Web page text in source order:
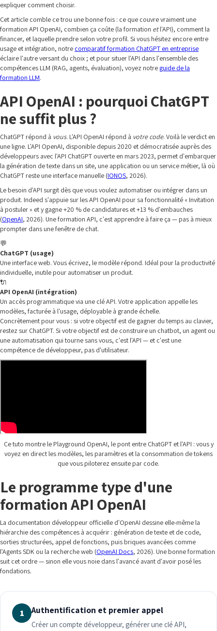
expliquer comment choisir.
Cet article comble ce trou une bonne fois : ce que couvre vraiment une
formation API OpenAI, combien ça coûte (la formation etl'API), comment la
financer, et laquelle prendre selon votre profil. Si vous hésitez encore entre
usage et intégration, notre comparatif formation ChatGPT en entreprise
éclaire l'autre versant du choix ; et pour situer l'API dans l'ensemble des
compétences LLM (RAG, agents, évaluation), voyez notre guide de la
formation LLM.
API OpenAI : pourquoi ChatGPT
ne suffit plus ?
ChatGPT répond à vous. L'API OpenAI répond à votre code. Voilà le verdict en
une ligne. L'API OpenAI, disponible depuis 2020 et démocratisée auprès des
développeurs avec l'API ChatGPT ouverte en mars 2023, permet d'embarquer
la génération de texte dans un site, une application ou un service métier, là où
ChatGPT reste une interface manuelle (IONOS, 2026).
Le besoin d'API surgit dès que vous voulez automatiser ou intégrer dans un
produit. Indeed s'appuie sur les API OpenAI pour sa fonctionnalité « Invitation
à postuler » et y gagne +20 % de candidatures et +13 % d'embauches
(OpenAI, 2026). Une formation API, c'est apprendre à faire ça — pas à mieux
prompter dans une fenêtre de chat.
💬
ChatGPT (usage)
Une interface web. Vous écrivez, le modèle répond. Idéal pour la productivité
individuelle, inutile pour automatiser un produit.
🔌
API OpenAI (intégration)
Un accès programmatique via une clé API. Votre application appelle les
modèles, facturée à l'usage, déployable à grande échelle.
Concrètement pour vous : si votre objectif est de gagner du temps au clavier,
restez sur ChatGPT. Si votre objectif est de construire un chatbot, un agent ou
une automatisation qui tourne sans vous, c'est l'API — et c'est une
compétence de développeur, pas d'utilisateur.
Ce tuto montre le Playground OpenAI, le pont entre ChatGPT et l'API : vous y
voyez en direct les modèles, les paramètres et la consommation de tokens
que vous piloterez ensuite par code.
Le programme type d'une
formation API OpenAI
La documentation développeur officielle d'OpenAI dessine elle-même la
hiérarchie des compétences à acquérir : génération de texte et de code,
sorties structurées, appel de fonctions, puis briques avancées comme
l'Agents SDK ou la recherche web (OpenAI Docs, 2026). Une bonne formation
suit cet ordre — sinon elle vous noie dans l'avancé avant d'avoir posé les
fondations.
1 Authentification et premier appel
Créer un compte développeur, générer une clé API,